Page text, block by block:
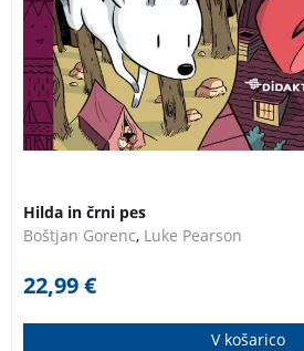
Hilda in črni pes
Boštjan Gorenc, Luke Pearson
22,99€
V košarico